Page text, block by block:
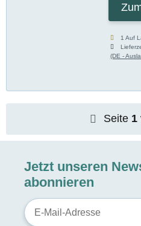
1 Auf
(DE -
Seite 1
Jetzt unseren
abonnieren